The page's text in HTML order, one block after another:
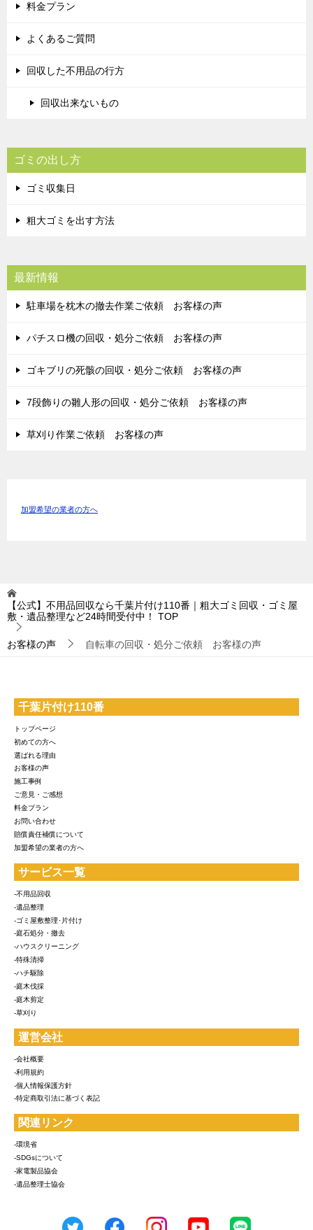
料金プラン
よくあるご質問
回収した不用品の行方
回収出来ないもの
ゴミの出し方
ゴミ収集日
粗大ゴミを出す方法
最新情報
駐車場を枕木の撤去作業ご依頼 お客様の声
パチスロ機の回収・処分ご依頼 お客様の声
ゴキブリの死骸の回収・処分ご依頼 お客様の声
7段飾りの雛人形の回収・処分ご依頼 お客様の声
草刈り作業ご依頼 お客様の声
加盟希望の業者の方へ
【公式】不用品回収なら千葉片付け110番｜粗大ゴミ回収・ゴミ屋
敷・遺品整理など24時間受付中！
TOP
お客様の声 自転車の回収・処分ご依頼 お客様の声
千葉片付け110番
トップページ
初めての方へ
選ばれる理由
お客様の声
施工事例
ご意見・ご感想
料金プラン
お問い合わせ
賠償責任補償について
加盟希望の業者の方へ
サービス一覧
-不用品回収
-遺品整理
-ゴミ屋敷整理･片付け
-庭石処分・撤去
-ハウスクリーニング
-特殊清掃
-ハチ駆除
-庭木伐採
-庭木剪定
-草刈り
運営会社
-会社概要
-利用規約
-個人情報保護方針
-特定商取引法に基づく表記
関連リンク
-環境省
-SDGsについて
-家電製品協会
-遺品整理士協会